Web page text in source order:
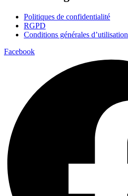
Politiques de confidentialité
RGPD
Conditions générales d’utilisation
Facebook